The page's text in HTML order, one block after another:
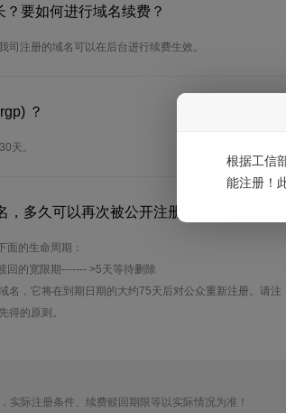
要如何进行域名续费？
司注册的域名可以在后台进行续费生效。
？
天。
多久可以再次被公开注册？
面的生命周期：
回的宽限期------- >5天等待删除
名，它将在到期日期的大约75天后对公众重新注册。请注
得的原则。
实际注册条件、续费赎回期限等以实际情况为准！
根据工信
能注册！